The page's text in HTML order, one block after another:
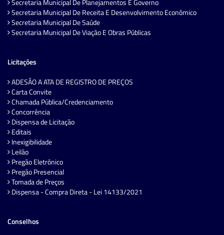
Secretaria Municipal De Planejamentos E Governo
Secretaria Municipal De Receita E Desenvolvimento Econômico
Secretaria Municipal De Saúde
Secretaria Municipal De Viação E Obras Públicas
Licitações
ADESÃO A ATA DE REGISTRO DE PREÇOS
Carta Convite
Chamada Pública/Credenciamento
Concorrência
Dispensa de Licitação
Editais
Inexigibilidade
Leilão
Pregão Eletrônico
Pregão Presencial
Tomada de Preços
Dispensa - Compra Direta - Lei 14133/2021
Conselhos